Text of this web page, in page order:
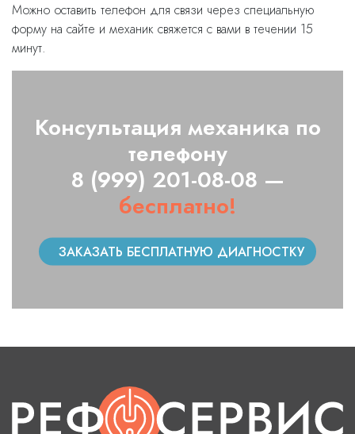
Можно оставить телефон для связи через специальную
форму на сайте и механик свяжется с вами в течении 15
минут.
Консультация механика по
телефону
8 (999) 201-08-08 —
бесплатно!
ЗАКАЗАТЬ БЕСПЛАТНУЮ ДИАГНОСТКУ